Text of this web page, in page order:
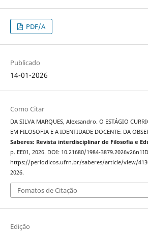
PDF/A
Publicado
14-01-2026
Como Citar
DA SILVA MARQUES, Alexsandro. O ESTÁGIO
EM FILOSOFIA E A IDENTIDADE DOCENTE: DA
Saberes: Revista interdisciplinar de Filosofia e
p. EE01, 2026. DOI: 10.21680/1984-
https://periodicos.ufrn.br/saberes/article/view/
2026.
Fomatos de Citação
Edição